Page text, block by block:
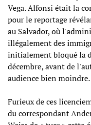
Vega. Alfonsi était la
pour le reportage
au Salvador, où
illégalement des
initialement bloqué la
décembre, avant de
audience bien moindre.
Furieux de ces
du correspondant